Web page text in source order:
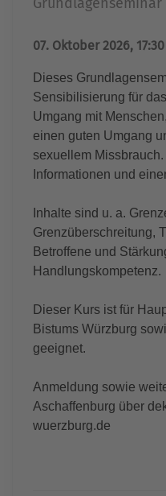
07. Oktober 2026,
Dieses
Sensibilisierung für
Umgang mit
einen guten Umgang
sexuellem
Informationen und
Inhalte sind u. a.
Grenzüberschreitung,
Betroffene und
Handlungskompetenz.
Dieser Kurs ist für
Bistums Würzburg
geeignet.
Anmeldung sowie
Aschaffenburg über
wuerzburg.de